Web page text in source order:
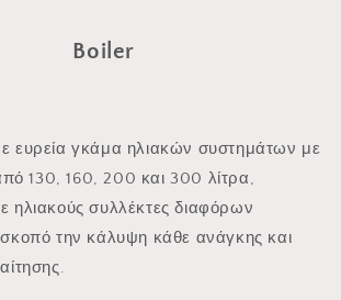
Boiler
ευρεία γκάμα ηλιακών συστημάτων με
130, 160, 200 και 300 λίτρα,
ηλιακούς συλλέκτες διαφόρων
την κάλυψη κάθε ανάγκης και